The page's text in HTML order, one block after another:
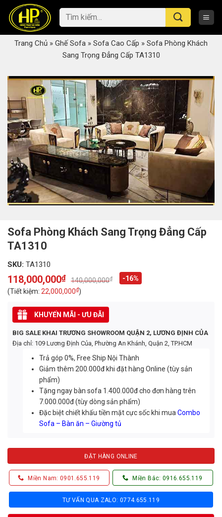
content
Tìm
kiếm:
Trang Chủ » Ghế Sofa » Sofa Cao Cấp » Sofa Phòng Khách
Sang Trọng Đẳng Cấp TA1310
Sofa Phòng Khách Sang Trọng Đẳng Cấp
TA1310
SKU: TA1310
140,000,000₫
Original
price
was:
140,000,000₫.
118,000,000₫
Current
price
is:
118,000,000₫.
-16%
(Tiết kiệm: 22,000,000₫)
KHUYẾN MÃI - ƯU ĐÃI
BIG SALE KHAI TRƯƠNG SHOWROOM QUẬN 2, LƯƠNG ĐỊNH CỦA
Địa chỉ: 109 Lương Định Của, Phường An Khánh, Quận 2, TP.HCM
Trả góp 0%, Free Ship Nội Thành
Giảm thêm 200.000đ khi đặt hàng Online (tùy sản
phẩm)
Tặng ngay bàn sofa 1.400.000đ cho đơn hàng trên
7.000.000đ (tùy dòng sản phẩm)
Đặc biệt chiết khấu tiền mặt cực sốc khi muaCombo
Sofa – Bàn ăn – Giường tủ
ĐẶT HÀNG ONLINE
Miền Nam: 0901.655.119 Miền Bắc: 0916.655.119
TƯ VẤN QUA ZALO: 0774.655.119